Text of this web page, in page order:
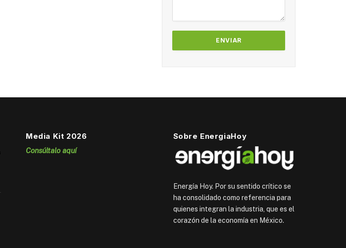
Media Kit 2026
Consúltalo aquí
Sobre EnergiaHoy
Energía Hoy. Por su sentido crítico se
ha consolidado como referencia para
quienes integran la industria, que es el
corazón de la economía en México.